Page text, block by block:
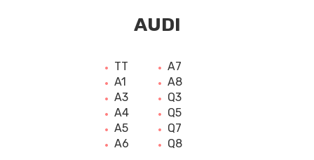
AUDI
TT
A1
A3
A4
A5
A6
A7
A8
Q3
Q5
Q7
Q8